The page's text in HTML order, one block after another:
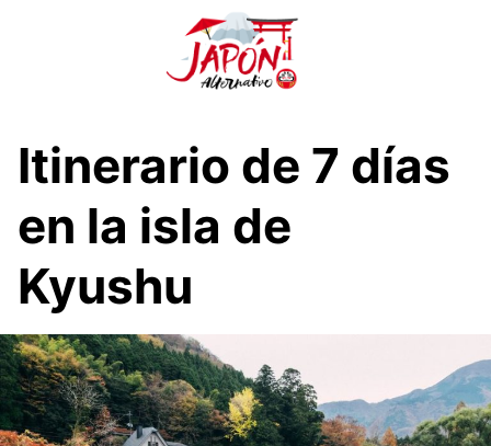
e
n
i
d
o
Itinerario de 7 días
en la isla de
Kyushu